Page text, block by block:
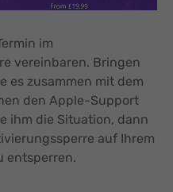
im
vereinbaren. Bringen
es zusammen mit dem
den Apple-Support
ihm die Situation, dann
auf Ihrem
entsperren.